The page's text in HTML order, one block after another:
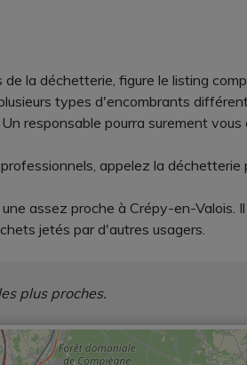
la déchetterie, figure le listing
types d'encombrants
responsable pourra surement vous
appelez la déchetterie
assez proche à Crépy-en-Valois.
jetés par d'autres usagers.
plus proches.